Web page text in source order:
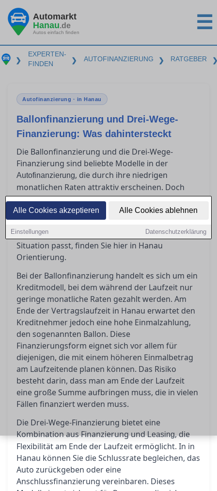
Alle Cookies akzeptieren Alle Cookies ablehnen
Einstellungen Datenschutzerklärung
Automarkt
Hanau.de
Autos einfach finden ☰
❯
EXPERTEN-
FINDEN
❯ AUTOFINANZIERUNG ❯ RATGEBER
Autofinanzierung · in Hanau
Ballonfinanzierung und Drei-Wege-
Finanzierung: Was dahintersteckt
Die Ballonfinanzierung und die Drei-Wege-
Finanzierung sind beliebte Modelle in der
Autofinanzierung, die durch ihre niedrigen
monatlichen Raten attraktiv erscheinen. Doch
was passiert am Ende der Laufzeit? Für wen sind
diese Modelle geeignet, und welche Risiken
sollten Sie beachten? Wenn Sie sich fragen,
welches Finanzierungsmodell am besten zu Ihrer
Situation passt, finden Sie hier in Hanau
Orientierung.
Bei der Ballonfinanzierung handelt es sich um ein
Kreditmodell, bei dem während der Laufzeit nur
geringe monatliche Raten gezahlt werden. Am
Ende der Vertragslaufzeit in Hanau erwartet den
Kreditnehmer jedoch eine hohe Einmalzahlung,
den sogenannten Ballon. Diese
Finanzierungsform eignet sich vor allem für
diejenigen, die mit einem höheren Einmalbetrag
am Laufzeitende planen können. Das Risiko
besteht darin, dass man am Ende der Laufzeit
eine große Summe aufbringen muss, die in vielen
Fällen finanziert werden muss.
Die Drei-Wege-Finanzierung bietet eine
Kombination aus Finanzierung undLeasing, die
Flexibilität am Ende der Laufzeit ermöglicht. In in
Hanau können Sie die Schlussrate begleichen, das
Auto zurückgeben oder eine
Anschlussfinanzierung vereinbaren. Dieses